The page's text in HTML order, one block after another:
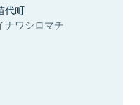
代町
ナワシロマチ